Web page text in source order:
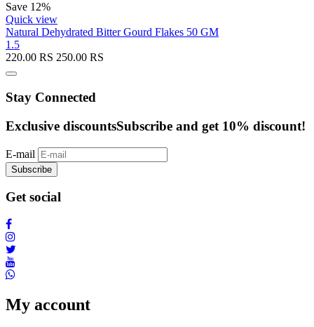
Save 12%
Quick view
Natural Dehydrated Bitter Gourd Flakes 50 GM
1.5
220.00 RS 250.00 RS
Stay Connected
Exclusive discountsSubscribe and get 10% discount!
E-mail
Subscribe
Get social
My account